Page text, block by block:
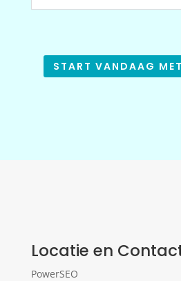
START VANDAAG
Locatie en
PowerSEO